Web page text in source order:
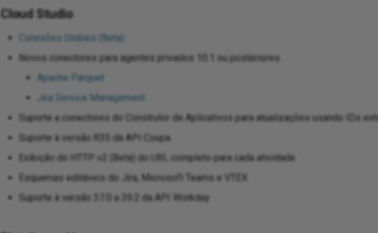
Cloud Studio
Conexões Globais (Beta)
Novos conectores para agentes privados 10.1 ou posteriores:
Apache Parquet
Jira Service Management
Suporte a conectores do Construtor de Aplicativos para atualizações usando IDs
Suporte à versão R35 da API Coupa
Exibição do HTTP v2 (Beta) do URL completo para cada atividade
Esquemas editáveis do Jira, Microsoft Teams e VTEX
Suporte à versão 37.0 a 39.2 da API Workday